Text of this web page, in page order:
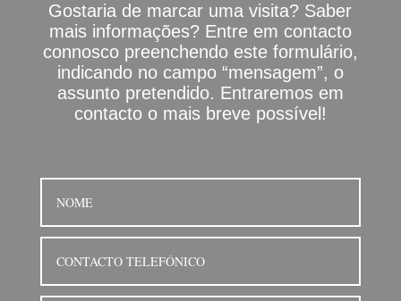
Gostaria de marcar uma visita? Saber
mais informações? Entre em contacto
connosco preenchendo este formulário,
indicando no campo “mensagem”, o
assunto pretendido. Entraremos em
contacto o mais breve possível!